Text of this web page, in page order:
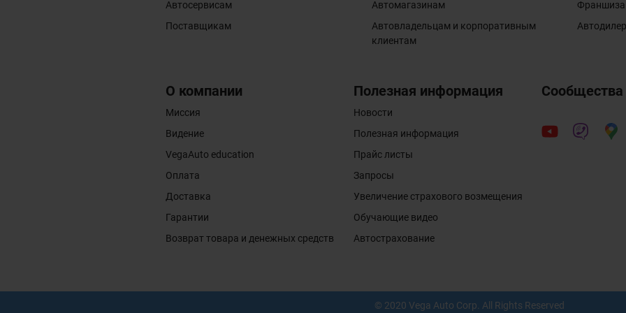
Автосервисам
Поставщикам
Автомагазинам
Автовладельцам и корпоративным
клиентам
Франшиза
О компании
Миссия
Видение
VegaAuto education
Оплата
Доставка
Гарантии
Возврат товара и денежных средств
Полезная информация
Новости
Полезная информация
Прайс листы
Запросы
Увеличение страхового возмещения
Обучающие видео
Автострахование
Сообщества
© 2020 Vega Auto Corp. All Rights Reserved